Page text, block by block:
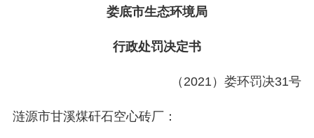
娄底市生态环境局
行政处罚决定书
（2021）娄环罚决31号
涟源市甘溪煤矸石空心砖厂：